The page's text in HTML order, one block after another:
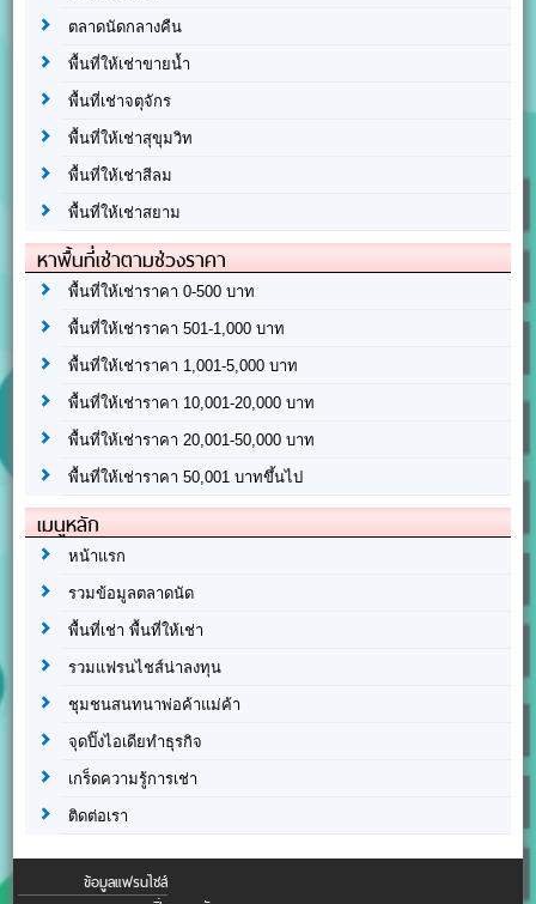
ตลาดนัดกลางคืน
พื้นที่ให้เช่าขายน้ำ
พื้นที่เช่าจตุจักร
พื้นที่ให้เช่าสุขุมวิท
พื้นที่ให้เช่าสีลม
พื้นที่ให้เช่าสยาม
หาพื้นที่เช่าตามช่วงราคา
พื้นที่ให้เช่าราคา 0-500 บาท
พื้นที่ให้เช่าราคา 501-1,000 บาท
พื้นที่ให้เช่าราคา 1,001-5,000 บาท
พื้นที่ให้เช่าราคา 10,001-20,000 บาท
พื้นที่ให้เช่าราคา 20,001-50,000 บาท
พื้นที่ให้เช่าราคา 50,001 บาทขึ้นไป
เมนูหลัก
หน้าแรก
รวมข้อมูลตลาดนัด
พื้นที่เช่า พื้นที่ให้เช่า
รวมแฟรนไชส์น่าลงทุน
ชุมชนสนทนาพ่อค้าแม่ค้า
จุดปิ๊งไอเดียทำธุรกิจ
เกร็ดความรู้การเช่า
ติดต่อเรา
ข้อมูลแฟรนไชส์